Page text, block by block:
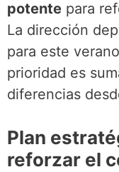
potente para
La dirección
para este
prioridad es
diferencias
Plan
reforzar el